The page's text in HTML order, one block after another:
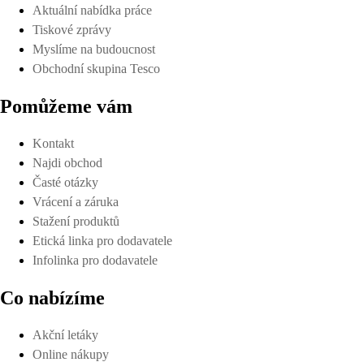
Aktuální nabídka práce
Tiskové zprávy
Myslíme na budoucnost
Obchodní skupina Tesco
Pomůžeme vám
Kontakt
Najdi obchod
Časté otázky
Vrácení a záruka
Stažení produktů
Etická linka pro dodavatele
Infolinka pro dodavatele
Co nabízíme
Akční letáky
Online nákupy